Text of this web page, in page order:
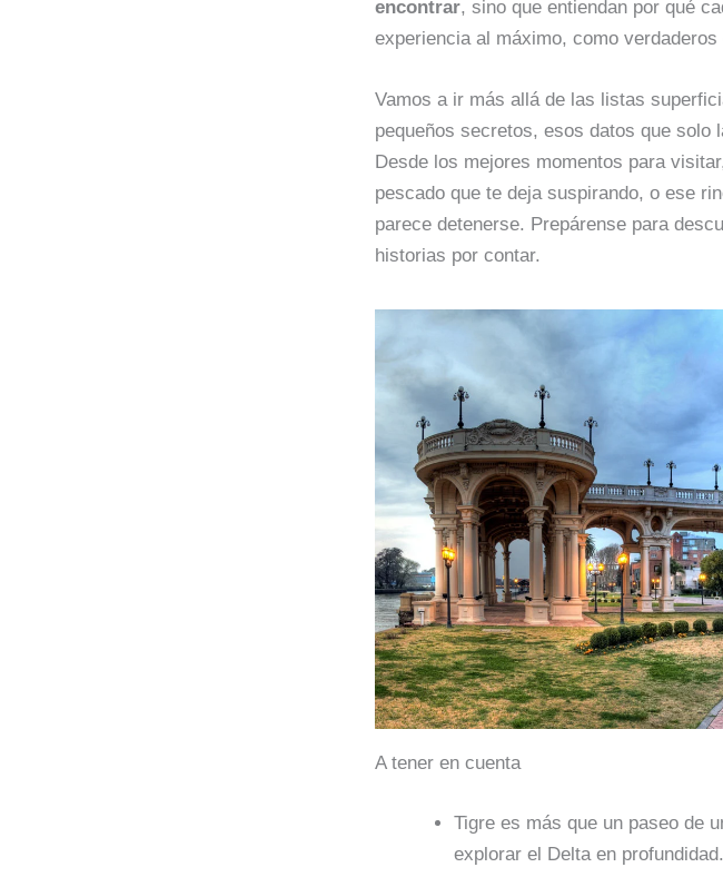
encontrar, sino que entiendan por qué
experiencia al máximo, como verdaderos
Vamos a ir más allá de las listas
pequeños secretos, esos datos que solo
Desde los mejores momentos para
pescado que te deja suspirando, o ese
parece detenerse. Prepárense para
historias por contar.
A tener en cuenta
Tigre es más que un paseo de
explorar el Delta en profundidad.